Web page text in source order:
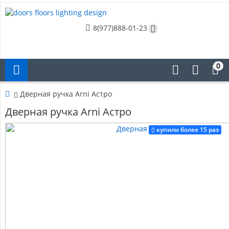
8(977)888-01-23
0
Дверная ручка Arni Астро
Дверная ручка Arni Астро
купили более 15 раз